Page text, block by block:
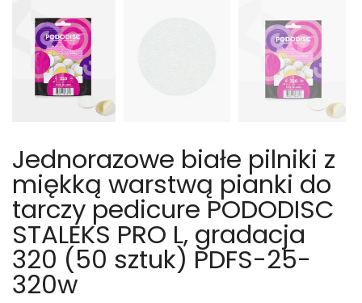
Jednorazowe białe pilniki z
miękką warstwą pianki do
tarczy pedicure PODODISC
STALEKS PRO L, gradacja
320 (50 sztuk) PDFS-25-
320w